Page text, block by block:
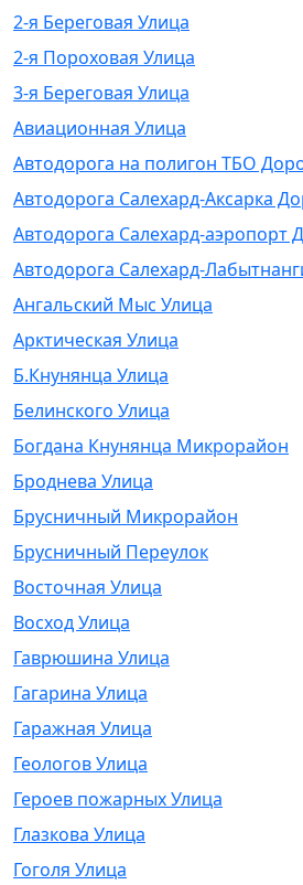
2-я Береговая Улица
2-я Пороховая Улица
3-я Береговая Улица
Авиационная Улица
Автодорога на полигон ТБО
Автодорога Салехард-Аксарка
Автодорога Салехард-аэропорт
Автодорога Салехард-
Ангальский Мыс Улица
Арктическая Улица
Б.Кнунянца Улица
Белинского Улица
Богдана Кнунянца Микрорайон
Броднева Улица
Брусничный Микрорайон
Брусничный Переулок
Восточная Улица
Восход Улица
Гаврюшина Улица
Гагарина Улица
Гаражная Улица
Геологов Улица
Героев пожарных Улица
Глазкова Улица
Гоголя Улица